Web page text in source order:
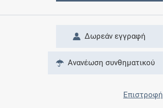
Δωρεάν εγγραφή
Ανανέωση συνθηματικού
Επιστροφή